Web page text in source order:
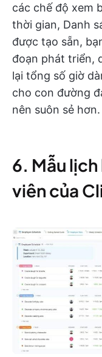
các chế độ xem
thời gian, Danh
được tạo sẵn,
đoạn phát triển,
lại tổng số giờ
cho con đường
nên suôn sẻ hơn.
6. Mẫu
viên của